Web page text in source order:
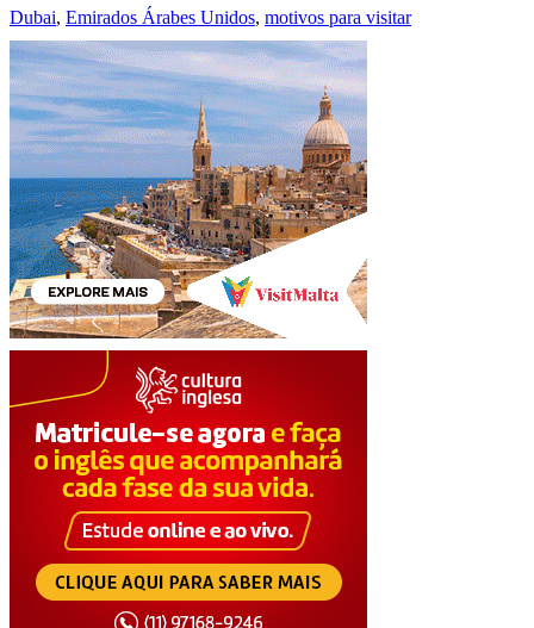
Dubai, Emirados Árabes Unidos, motivos para visitar